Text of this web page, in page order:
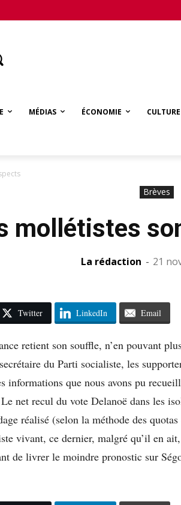
MÉDIAS ÉCONOMIE CULTURE
Brèves
mollétistes
La rédaction - 21
Twitter LinkedIn Email
retient son souffle, n’en pouvant
du Parti socialiste, les
informations que nous avons pu
net recul du vote Delanoë dans les
réalisé (selon la méthode des
vivant, ce dernier, malgré qu’il en
de livrer le moindre pronostic sur